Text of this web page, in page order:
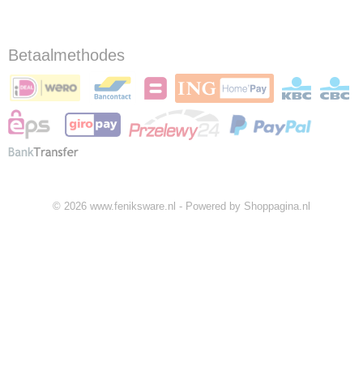
Betaalmethodes
© 2026 www.feniksware.nl - Powered by Shoppagina.nl